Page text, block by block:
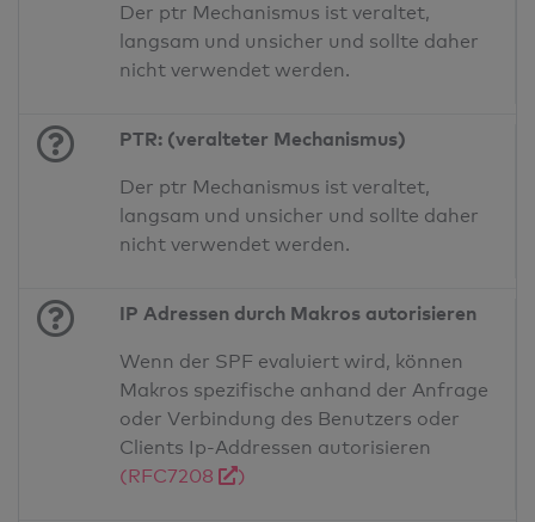
Der ptr Mechanismus ist veraltet,
langsam und unsicher und sollte daher
nicht verwendet werden.
PTR: (veralteter Mechanismus)
Der ptr Mechanismus ist veraltet,
langsam und unsicher und sollte daher
nicht verwendet werden.
IP Adressen durch Makros autorisieren
Wenn der SPF evaluiert wird, können
Makros spezifische anhand der Anfrage
oder Verbindung des Benutzers oder
Clients Ip-Addressen autorisieren
(RFC7208
)